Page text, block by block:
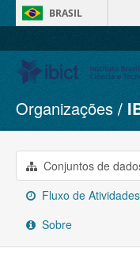
BRASIL
Conjuntos de dados
Organizações
Grupos
Sobre
Organizações
Conjuntos de
Fluxo de Atividades
Sobre